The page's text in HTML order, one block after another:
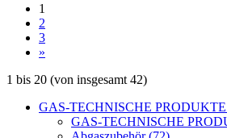
1
2
3
»
1 bis 20 (von insgesamt 42)
GAS-TECHNISCHE PRODUKTE
GAS-TECHNISCHE